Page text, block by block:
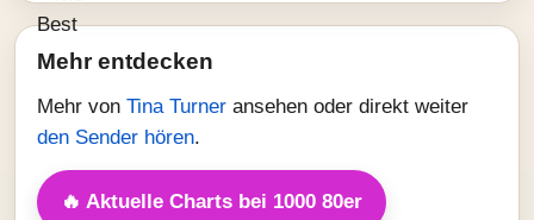
Mehr entdecken
Mehr von Tina Turner ansehen oder direkt weiter
den Sender hören.
🔥 Aktuelle Charts bei 1000 80er